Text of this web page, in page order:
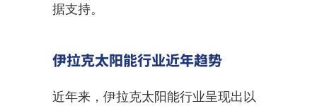
据支持。
伊拉克太阳能行业近年趋势
近年来，伊拉克太阳能行业呈现出以